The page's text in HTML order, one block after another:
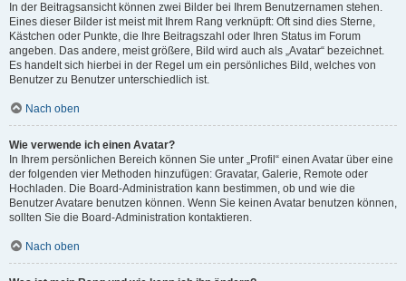
In der Beitragsansicht können zwei Bilder bei Ihrem Benutzernamen stehen.
Eines dieser Bilder ist meist mit Ihrem Rang verknüpft: Oft sind dies Sterne,
Kästchen oder Punkte, die Ihre Beitragszahl oder Ihren Status im Forum
angeben. Das andere, meist größere, Bild wird auch als „Avatar“ bezeichnet.
Es handelt sich hierbei in der Regel um ein persönliches Bild, welches von
Benutzer zu Benutzer unterschiedlich ist.
Nach oben
Wie verwende ich einen Avatar?
In Ihrem persönlichen Bereich können Sie unter „Profil“ einen Avatar über eine
der folgenden vier Methoden hinzufügen: Gravatar, Galerie, Remote oder
Hochladen. Die Board-Administration kann bestimmen, ob und wie die
Benutzer Avatare benutzen können. Wenn Sie keinen Avatar benutzen können,
sollten Sie die Board-Administration kontaktieren.
Nach oben